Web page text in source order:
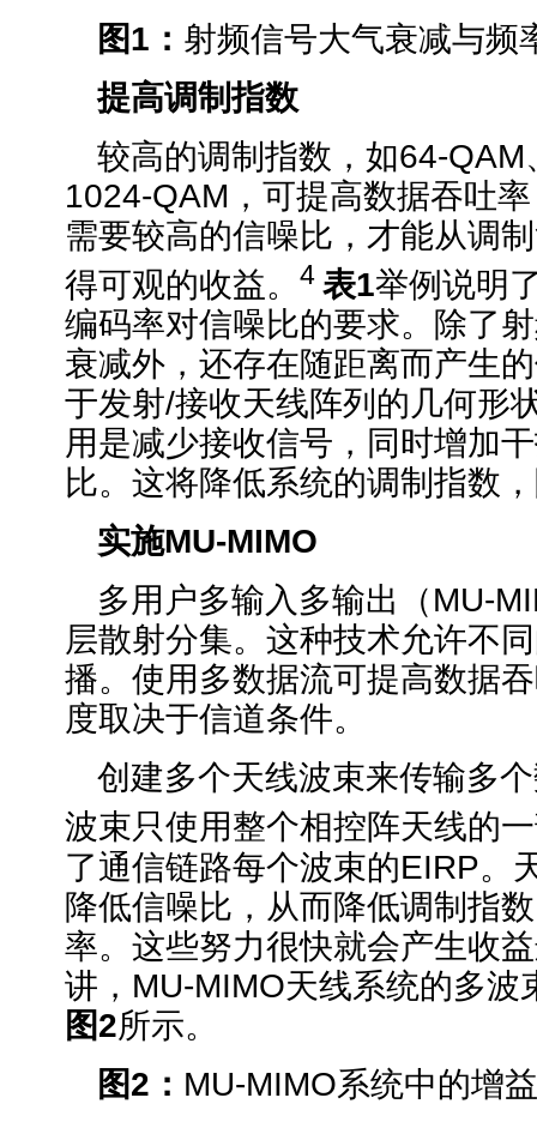
图1 ： 射频信号大气衰减与频
提高调制指数
较高的调制指数，如64-QAM
1024-QAM，可提高数据吞吐
需要较高的信噪比，才能从调
得可观的收益。 4 表1举例说明
编码率对信噪比的要求。除了
衰减外，还存在随距离而产生
于发射/接收天线阵列的几何形
用是减少接收信号，同时增加
比。这将降低系统的调制指数
实施MU-MIMO
多用户多输入多输出（MU-
层散射分集。这种技术允许不
播。使用多数据流可提高数据
度取决于信道条件。
创建多个天线波束来传输多
波束只使用整个相控阵天线的
了通信链路每个波束的EIRP。
降低信噪比，从而降低调制指
率。这些努力很快就会产生收
讲，MU-MIMO天线系统的多波
图2所示。
图2 ： MU-MIMO系统中的增